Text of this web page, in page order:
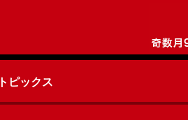
トピックス